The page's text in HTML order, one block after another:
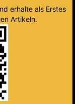
erhalte als Erstes
Artikeln.